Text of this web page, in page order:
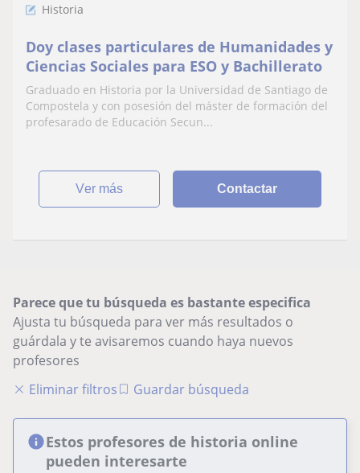
Historia
Doy clases particulares de Humanidades y
Ciencias Sociales para ESO y Bachillerato
Graduado en Historia por la Universidad de Santiago de
Compostela y con posesión del máster de formación del
profesarado de Educación Secun...
ver más Contactar
Parece que tu búsqueda es bastante especifica
Ajusta tu búsqueda para ver más resultados o
guárdala y te avisaremos cuando haya nuevos
profesores
Eliminar filtros
Guardar búsqueda
Estos profesores de historia online
pueden interesarte